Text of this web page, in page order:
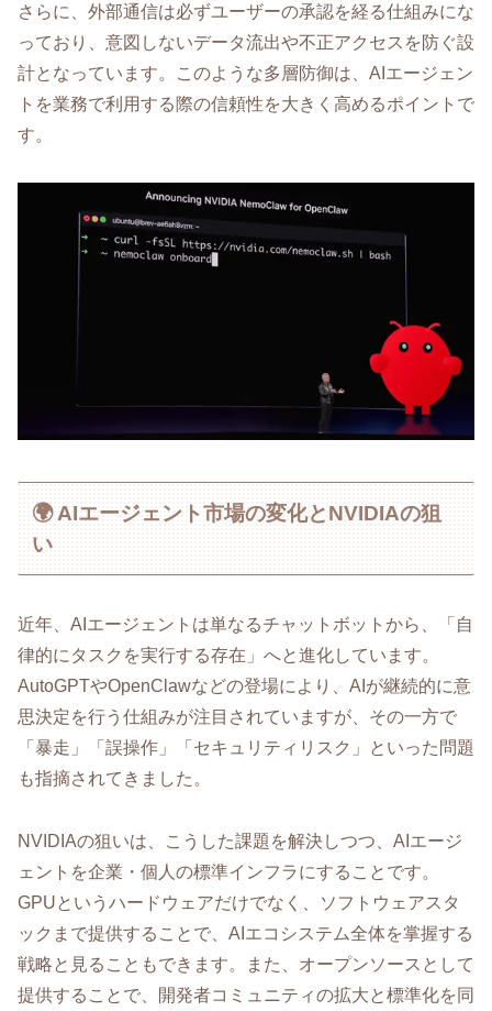
さらに、外部通信は必ずユーザーの承認を経る仕組みにな
っており、意図しないデータ流出や不正アクセスを防ぐ設
計となっています。このような多層防御は、AIエージェン
トを業務で利用する際の信頼性を大きく高めるポイントで
す。
🌍 AIエージェント市場の変化とNVIDIAの狙
い
近年、AIエージェントは単なるチャットボットから、「自
律的にタスクを実行する存在」へと進化しています。
AutoGPTやOpenClawなどの登場により、AIが継続的に意
思決定を行う仕組みが注目されていますが、その一方で
「暴走」「誤操作」「セキュリティリスク」といった問題
も指摘されてきました。
NVIDIAの狙いは、こうした課題を解決しつつ、AIエージ
ェントを企業・個人の標準インフラにすることです。
GPUというハードウェアだけでなく、ソフトウェアスタ
ックまで提供することで、AIエコシステム全体を掌握する
戦略と見ることもできます。また、オープンソースとして
提供することで、開発者コミュニティの拡大と標準化を同